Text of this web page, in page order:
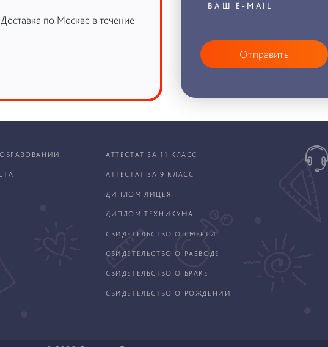
по Москве в течение
Отправить
АТТЕСТАТ ЗА 11 КЛАСС
АТТЕСТАТ ЗА 9 КЛАСС
ДИПЛОМ ЛИЦЕЯ
ДИПЛОМ ТЕХНИКУМА
СВИДЕТЕЛЬСТВО О СМЕРТИ
СВИДЕТЕЛЬСТВО О РАЗВОДЕ
СВИДЕТЕЛЬСТВО О БРАКЕ
СВИДЕТЕЛЬСТВО О РОЖДЕНИИ